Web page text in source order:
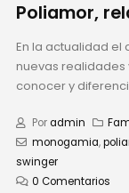
Poliamor,
En la actualidad
nuevas
conocer y
Poradmin
monogamia,
swinger
0 Comentarios